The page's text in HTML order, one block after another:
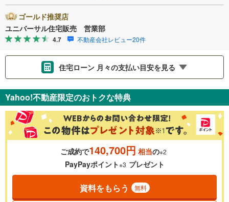
ゴールド推奨店
ユニバーサル住宅販売 営業部
4.7 不動産会社レビュー20件
住宅ローン 月々の支払い目安を見る
金利 ％
0.01%
Yahoo!不動産限定のおトクな特典
ご成約で140,700円 相当の※2
PayPayポイント※3 プレゼント
資料をもらう 無料